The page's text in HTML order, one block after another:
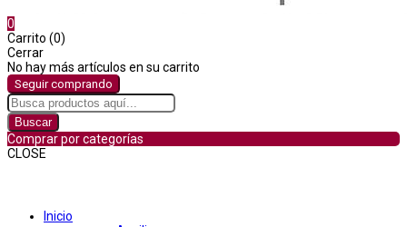
0
Carrito (0)
Cerrar
No hay más artículos en su carrito
Seguir comprando
Buscar
Comprar por categorías
CLOSE
Inicio